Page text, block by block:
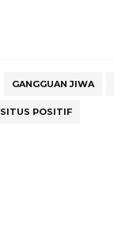
GANGGUAN JIWA
SITUS POSITIF